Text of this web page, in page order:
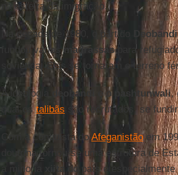
na esteira da imigração.
Na década de 1980, o partido Deobandi
fundou váriasmadrassaspara
soviética. Elas se tornaram o terreno
A ideologia deobandi e o pashtunwali,
qual ostalibãs são recrutados, se
Com a conquista do Afeganistãoem
doutrina tornou-se uma estrutura de
a minoria
xiita do país e